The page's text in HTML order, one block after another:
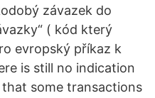
závazek do
( kód který
evropský příkaz k
is still no indication
some transactions